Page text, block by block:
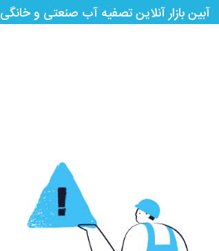
آبین بازار آنلاین تصفیه آب صنعتی و خانگی